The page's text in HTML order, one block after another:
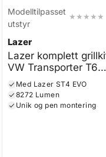
Modelltilpasset
utstyr
★★★★★
★★★★★
Lazer
Lazer komplett
VW Transporter T6
Highline
Med Lazer ST4 EVO
8272 Lumen
Unik og pen montering